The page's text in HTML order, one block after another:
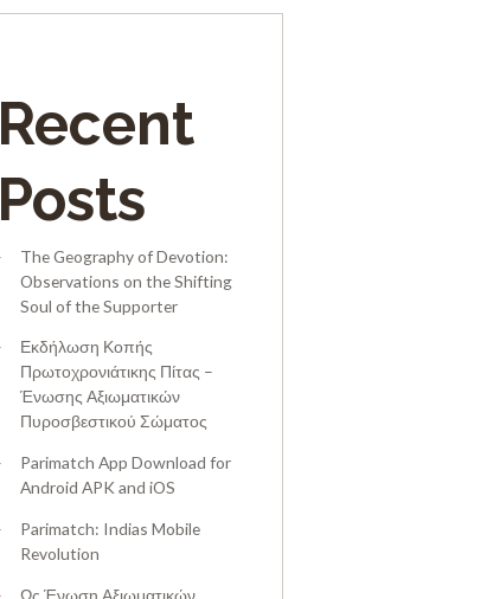
Recent
Posts
The Geography of Devotion:
Observations on the Shifting
Soul of the Supporter
Εκδήλωση Κοπής
Πρωτοχρονιάτικης Πίτας –
Ένωσης Αξιωματικών
Πυροσβεστικού Σώματος
Parimatch App Download for
Android APK and iOS
Parimatch: Indias Mobile
Revolution